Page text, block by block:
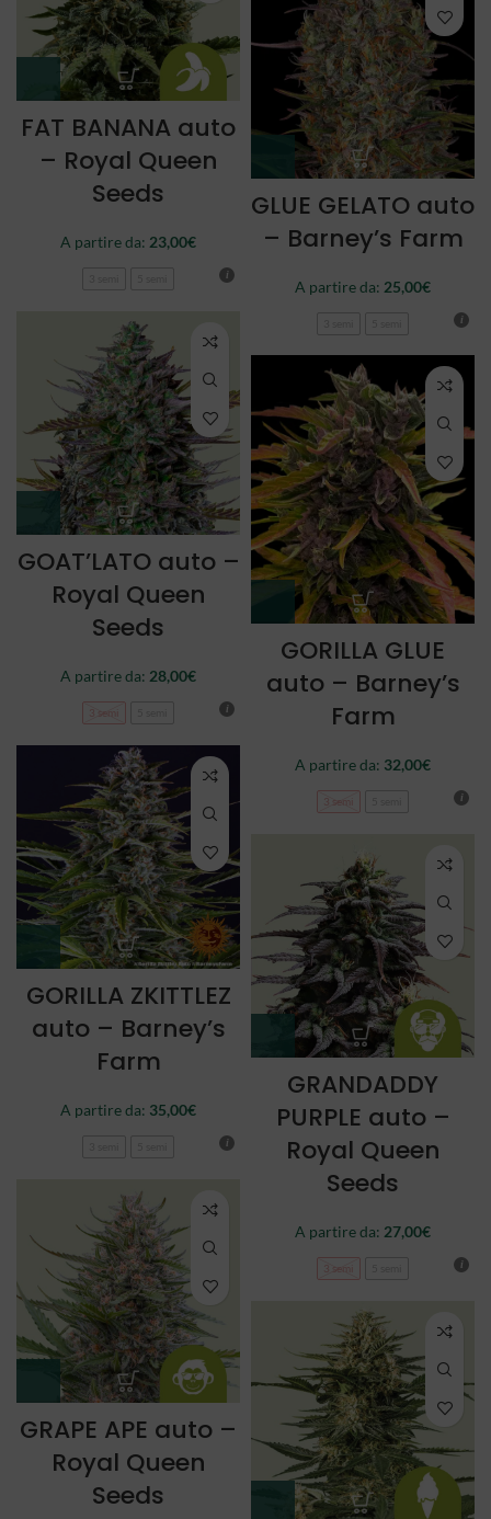
FAT BANANA auto
– Royal Queen
Seeds
A partire da: 23,00€
GLUE GELATO auto
– Barney’s Farm
A partire da: 25,00€
GOAT’LATO auto –
Royal Queen
Seeds
A partire da: 28,00€
3 semi
GORILLA GLUE
auto – Barney’s
Farm
A partire da: 32,00€
3 semi
GORILLA ZKITTLEZ
auto – Barney’s
Farm
A partire da: 35,00€
GRANDADDY
PURPLE auto –
Royal Queen
Seeds
A partire da: 27,00€
3 semi
GRAPE APE auto –
Royal Queen
Seeds